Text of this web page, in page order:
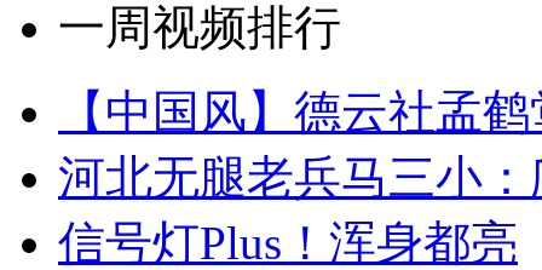
一周视频排行
【中国风】德云社孟
河北无腿老兵马三小
信号灯Plus！浑身都亮